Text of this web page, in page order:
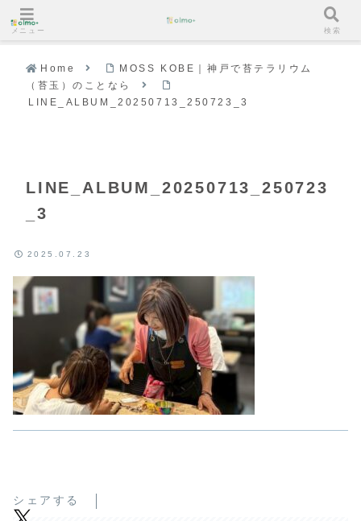
Home
MOSS KOBE｜神戸で苔テラリウム
（苔玉）のことなら
LINE_ALBUM_20250713_250723_3
LINE_ALBUM_20250713_250723
_3
2025.07.23
シェアする
メニュー 検索